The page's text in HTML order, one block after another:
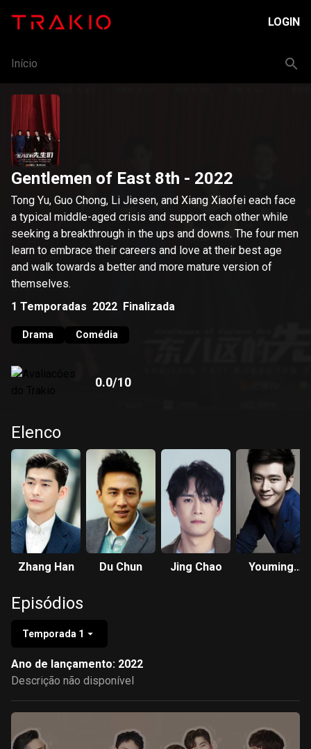
LOGIN
Início
Gentlemen of East 8th - 2022
Tong Yu, Guo Chong, Li Jiesen, and Xiang Xiaofei each face
a typical middle-aged crisis and support each other while
seeking a breakthrough in the ups and downs. The four men
learn to embrace their careers and love at their best age
and walk towards a better and more mature version of
themselves.
1 Temporadas 2022 Finalizada
Drama Comédia
0.0/10
Elenco
Zhang Han Du Chun Jing Chao
Youming
Episódios
Temporada 1
Ano de lançamento: 2022
Descrição não disponível